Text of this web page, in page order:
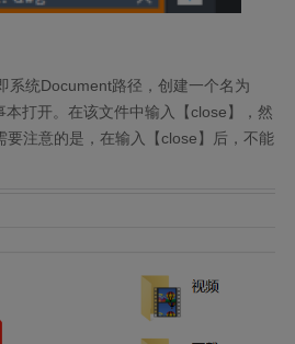
系统Document路径，创建一个名为
打开。在该文件中输入【close】，然
要注意的是，在输入【close】后，不能